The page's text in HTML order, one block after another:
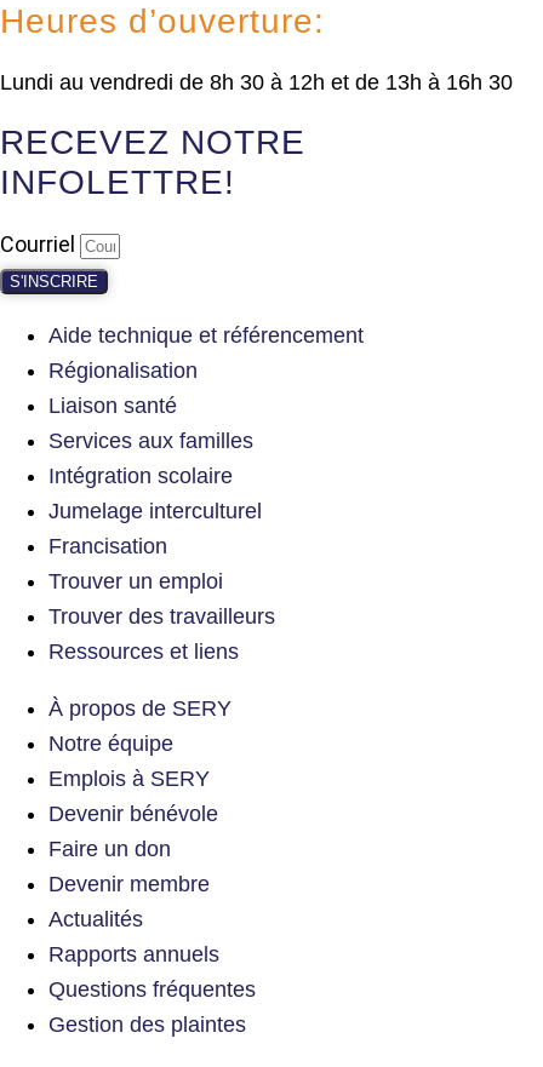
Heures d’ouverture:
Lundi au vendredi de 8h 30 à 12h et de 13h à 16h 30
RECEVEZ NOTRE
INFOLETTRE!
Courriel
S'INSCRIRE
Aide technique et référencement
Régionalisation
Liaison santé
Services aux familles
Intégration scolaire
Jumelage interculturel
Francisation
Trouver un emploi
Trouver des travailleurs
Ressources et liens
À propos de SERY
Notre équipe
Emplois à SERY
Devenir bénévole
Faire un don
Devenir membre
Actualités
Rapports annuels
Questions fréquentes
Gestion des plaintes